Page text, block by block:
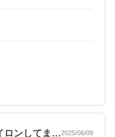
ずっとリピートして
ない人は、試しに一
は、使う価値あると
ロンしてま…2025/06/09